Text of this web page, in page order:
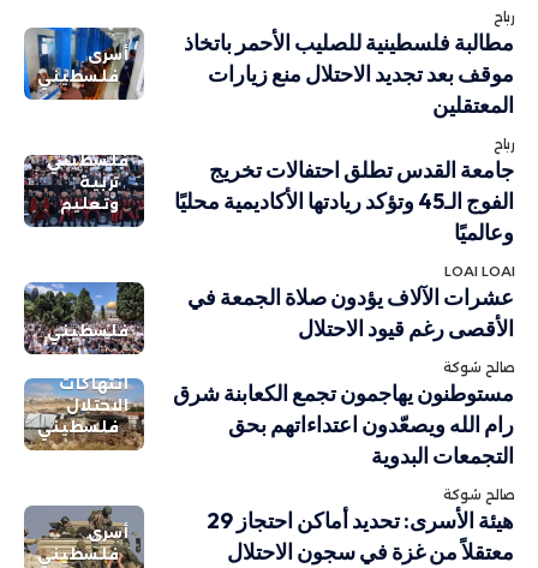
رباح
أسرى
فلسطيني
مطالبة فلسطينية للصليب الأحمر باتخاذ
موقف بعد تجديد الاحتلال منع زيارات
المعتقلين
رباح
فلسطيني
تربية
وتعليم
جامعة القدس تطلق احتفالات تخريج
الفوج الـ45 وتؤكد ريادتها الأكاديمية محليًا
وعالميًا
LOAI LOAI
فلسطيني
عشرات الآلاف يؤدون صلاة الجمعة في
الأقصى رغم قيود الاحتلال
صالح شوكة
انتهاكات
الاحتلال
فلسطيني
مستوطنون يهاجمون تجمع الكعابنة شرق
رام الله ويصعّدون اعتداءاتهم بحق
التجمعات البدوية
صالح شوكة
أسرى
فلسطيني
هيئة الأسرى: تحديد أماكن احتجاز 29
معتقلاً من غزة في سجون الاحتلال